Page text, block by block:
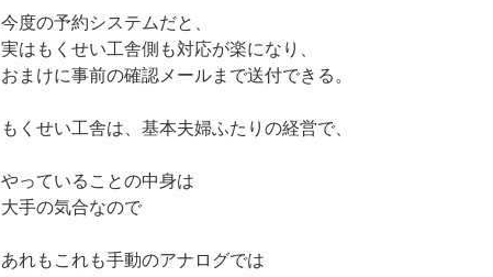
今度の予約システムだと、
実はもくせい工舎側も対応が楽になり、
おまけに事前の確認メールまで送付できる。
もくせい工舎は、基本夫婦ふたりの経営で、
やっていることの中身は
大手の気合なので
あれもこれも手動のアナログでは